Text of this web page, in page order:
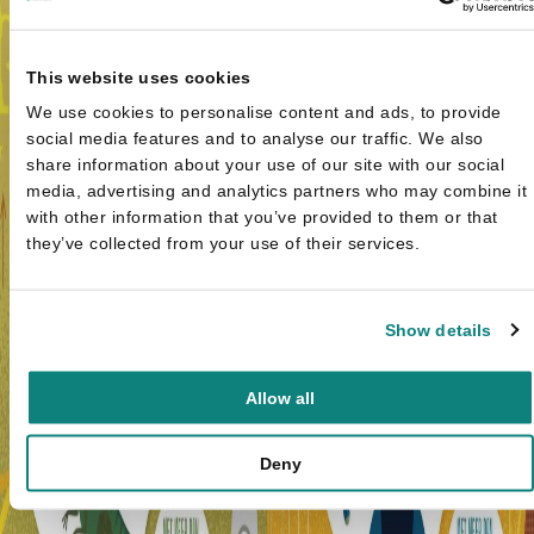
This website uses cookies
We use cookies to personalise content and ads, to provide
social media features and to analyse our traffic. We also
share information about your use of our site with our social
media, advertising and analytics partners who may combine it
with other information that you’ve provided to them or that
they’ve collected from your use of their services.
Show details
Allow all
Deny